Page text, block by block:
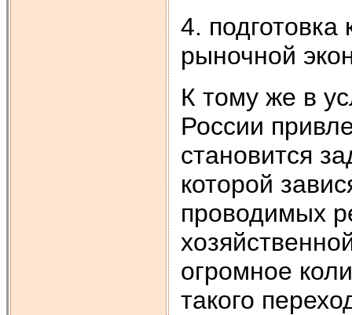
4.
рыночной
К тому же в
России
становится
которой
проводимых
огромное
такого